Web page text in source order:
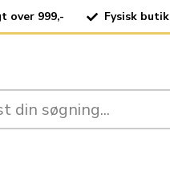
over 999,- Fysisk